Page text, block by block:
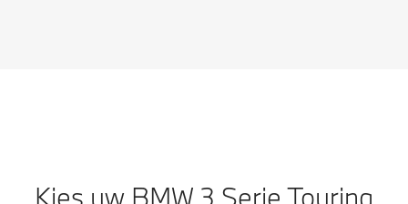
Kies uw BMW 3 Serie Touring